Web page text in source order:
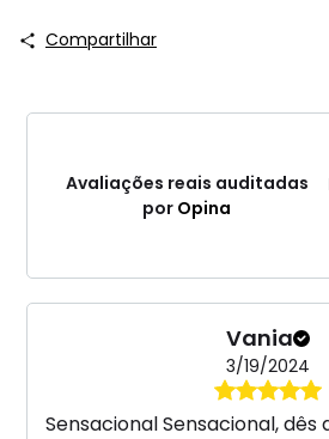
Compartilhar
Avaliações reais auditadas
por Opina
Vania
3/19/2024
Sensacional Sensacional, dês